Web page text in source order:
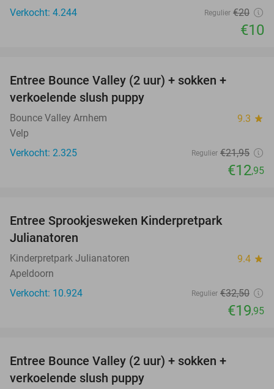
Verkocht: 4.244
Regulier €20
€10
Entree Bounce Valley (2 uur) + sokken +
verkoelende slush puppy
Bounce Valley Arnhem 9.3 star
Velp
Verkocht: 2.325
Regulier €21,95
€12,95
Entree Sprookjesweken Kinderpretpark
Julianatoren
Kinderpretpark Julianatoren 9.4 star
Apeldoorn
Verkocht: 10.924
Regulier €32,50
€19,95
Entree Bounce Valley (2 uur) + sokken +
verkoelende slush puppy